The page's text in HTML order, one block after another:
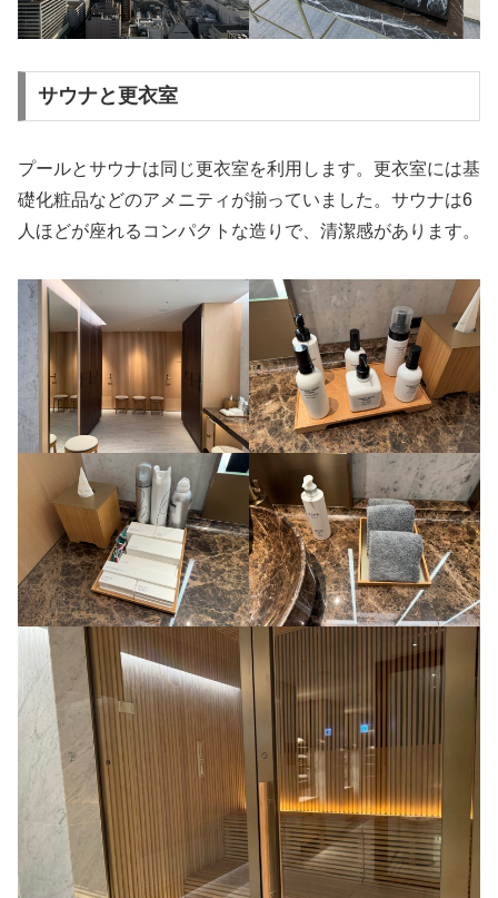
サウナと更衣室
プールとサウナは同じ更衣室を利用します。更衣室には基
礎化粧品などのアメニティが揃っていました。サウナは6
人ほどが座れるコンパクトな造りで、清潔感があります。